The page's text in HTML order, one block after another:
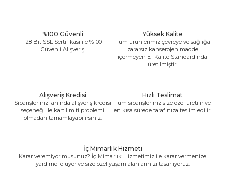
%100 Güvenli
128 Bit SSL Sertifikası ile %100
Güvenli Alışveriş
Yüksek Kalite
Tüm ürünlerimiz çevreye ve sağlığa
zararsız kanserojen madde
içermeyen E1 Kalite Standardında
üretilmiştir.
Alışveriş Kredisi
Siparişlerinizi anında alışveriş kredisi
seçeneği ile kart limiti problemi
olmadan tamamlayabilirsiniz.
Hızlı Teslimat
Tüm siparişleriniz size özel üretilir ve
en kısa sürede tarafınıza teslim edilir.
İç Mimarlık Hizmeti
Karar veremiyor musunuz? İç Mimarlık Hizmetimiz ile karar vermenize
yardımcı oluyor ve size özel yaşam alanlarınızı tasarlıyoruz.